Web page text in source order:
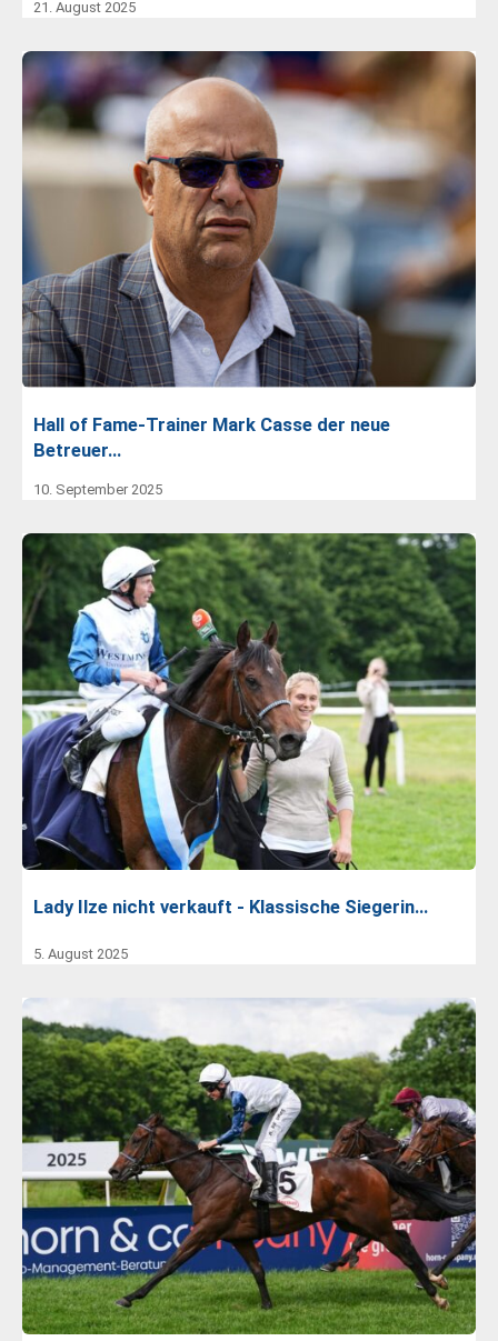
21. August 2025
Hall of Fame-Trainer Mark Casse der neue
Betreuer…
10. September 2025
Lady Ilze nicht verkauft - Klassische Siegerin…
5. August 2025